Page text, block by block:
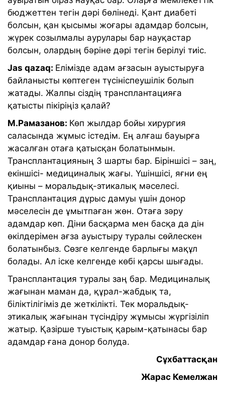
бюджеттен тегін дәрі бөлінеді. Қант диабеті
болсын, қан қысымы жоғары адамдар болсын,
жүрек созылмалы аурулары бар науқастар
болсын, олардың бәріне дәрі тегін берілуі тиіс.
Jas qazaq: Елімізде адам ағзасын ауыстыруға
байланысты көптеген түсініспеушілік болып
жатады. Жалпы сіздің трансплантацияға
қатысты пікіріңіз қалай?
М.Рамазанов: Көп жылдар бойы хирургия
саласында жұмыс істедім. Ең алғаш бауырға
жасалған отаға қатысқан болатынмын.
Трансплантацияның 3 шарты бар. Біріншісі – заң,
екіншісі- медициналық жағы. Үшіншісі, яғни ең
қиыны – моральдық-этикалық мәселесі.
Трансплантация дұрыс дамуы үшін донор
мәселесін де ұмытпаған жөн. Отаға зәру
адамдар көп. Діни басқарма мен басқа да дін
өкілдерімен ағза ауыстыру туралы сөйлескен
болатынбыз. Сөзге келгенде барлығы мақұл
болады. Ал іске келгенде көбі қарсы шығады.
Трансплантация туралы заң бар. Медициналық
жағынан маман да, құрал-жабдық та,
біліктілігіміз де жеткілікті. Тек моральдық-
этикалық жағынан түсіндіру жұмысы жүргізіліп
жатыр. Қазірше туыстық қарым-қатынасы бар
адамдар ғана донор болуда.
Сұхбаттасқан
Жарас Кемелжан